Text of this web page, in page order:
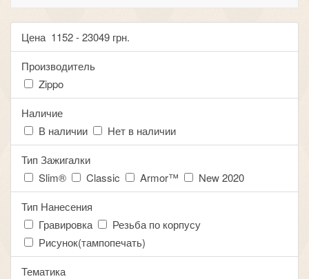
Цена 1152-23049 грн.
Производитель
Zippo
Наличие
В наличии
Нет в наличии
Тип Зажигалки
Slim®
Classic Armor™
New 2020
Тип Нанесения
Гравировка
Резьба по корпусу
Рисунок(тампопечать)
Тематика